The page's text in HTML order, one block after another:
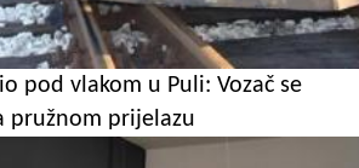
pod vlakom u Puli: Vozač se
pružnom prijelazu